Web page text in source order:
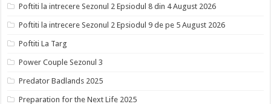
Poftiti la intrecere Sezonul 2 Epsiodul 8 din 4 August 2026
Poftiti la intrecere Sezonul 2 Epsiodul 9 de pe 5 August 2026
Poftiti La Targ
Power Couple Sezonul 3
Predator Badlands 2025
Preparation for the Next Life 2025